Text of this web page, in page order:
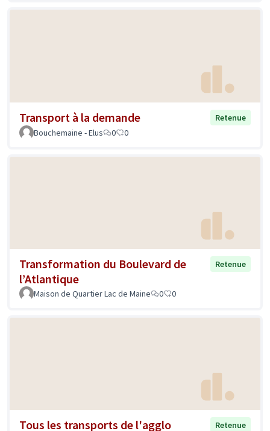
Transport à la demande
Retenue
Bouchemaine - Elus
0 0
Transformation du Boulevard de
l’Atlantique
Retenue
Maison de Quartier Lac de Maine 0 0
Tous les transports de l'agglo Retenue